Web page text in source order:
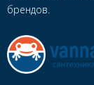
брендов.